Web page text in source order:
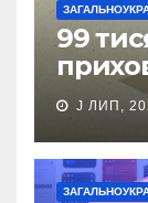
99
J ЛИП,